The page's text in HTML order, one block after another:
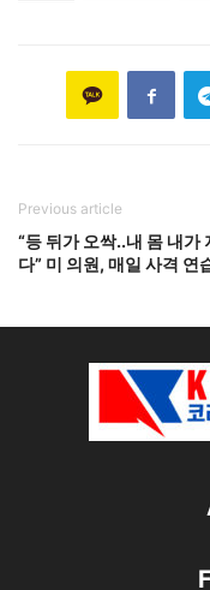
Previous article
“등 뒤가 오싹..내 몸 내가
다” 미 의원, 매일 사격 연